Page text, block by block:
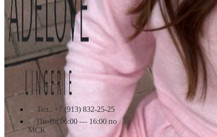
Тел.: +7 (913) 832-25-25
Пн-Вс 06:00 — 16:00 по
МСК